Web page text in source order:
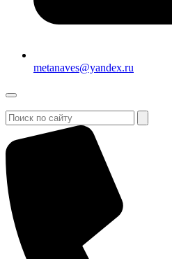
metanaves@yandex.ru